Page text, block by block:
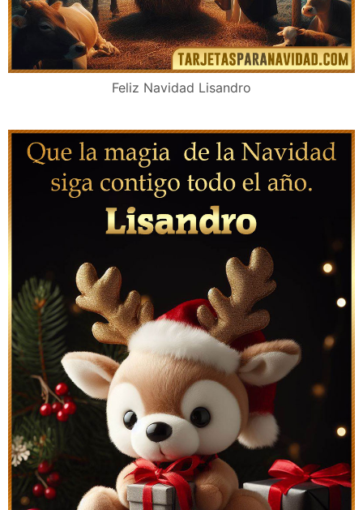
Feliz Navidad Lisandro